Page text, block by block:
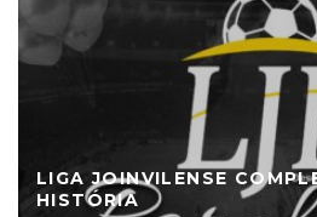
LIGA JOINVILENSE
HISTÓRIA